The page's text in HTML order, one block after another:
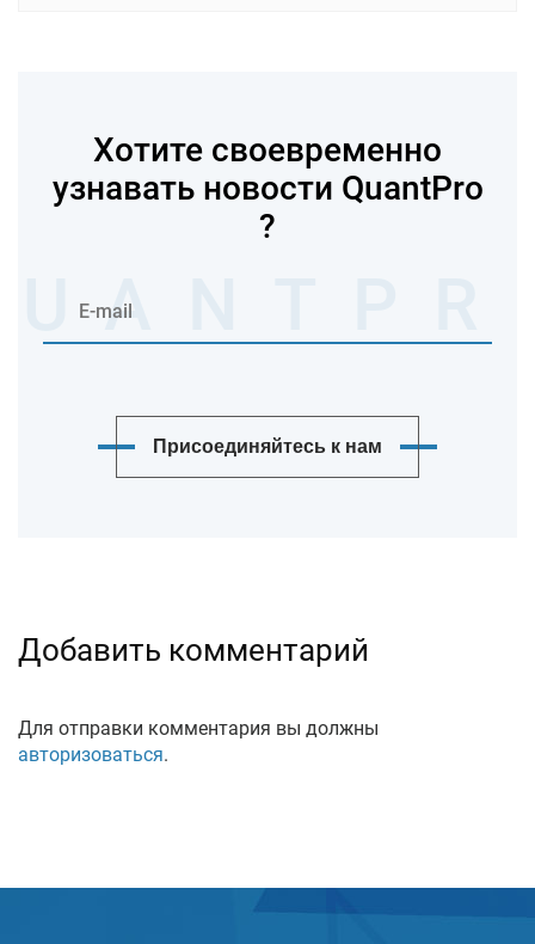
Хотите своевременно
узнавать новости QuantPro
?
Присоединяйтесь к нам
Добавить комментарий
Для отправки комментария вы должны
авторизоваться.